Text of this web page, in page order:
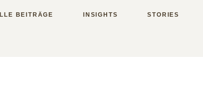
BEITRÄGE INSIGHTS STORIES